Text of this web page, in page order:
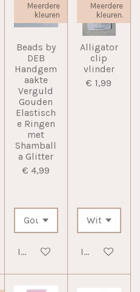
Meerdere
kleuren
Beads by
DEB
Handgem
aakte
Verguld
Gouden
Elastisch
e Ringen
met
Shamball
a Glitter
€ 4,99
In winkelwagen
Meerdere
kleuren.
Alligator
clip
vlinder
€ 1,99
In